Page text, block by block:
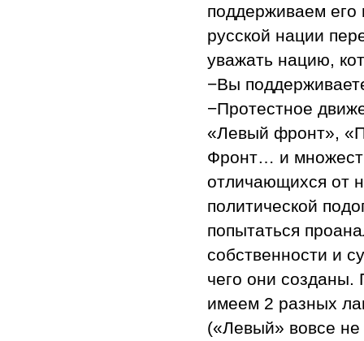
поддерживаем его
русской нации
уважать нацию,
−Вы
−Протестное
«Левый фронт»,
Фронт… и
отличающихся от
политической
попытаться
собственности и
чего они
имеем 2 разных
(«Левый» вовсе